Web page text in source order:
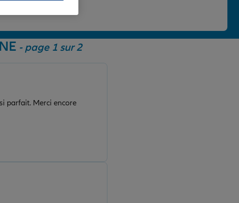
- page 1 sur 2
parfait. Merci encore